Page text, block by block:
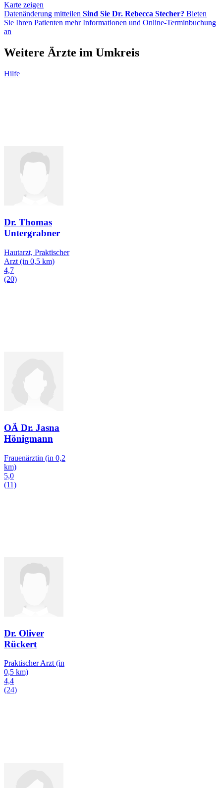
Karte zeigen
Datenänderung mitteilen Sind Sie Dr. Rebecca Stecher? Bieten
Sie Ihren Patienten mehr Informationen und Online-Terminbuchung
an
Weitere Ärzte im Umkreis
Hilfe
Dr. Thomas
Untergrabner
Hautarzt, Praktischer
Arzt (in 0,5 km)
4,7
(20)
OÄ Dr. Jasna
Hönigmann
Frauenärztin (in 0,2
km)
5,0
(11)
Dr. Oliver
Rückert
Praktischer Arzt (in
0,5 km)
4,4
(24)